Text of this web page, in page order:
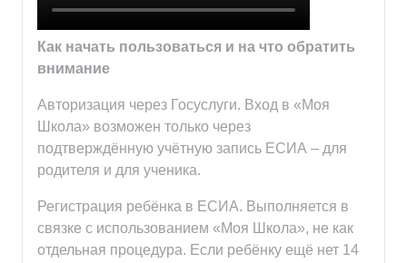
Как начать пользоваться и на что обратить
внимание
Авторизация через Госуслуги. Вход в «Моя
Школа» возможен только через
подтверждённую учётную запись ЕСИА – для
родителя и для ученика.
Регистрация ребёнка в ЕСИА. Выполняется в
связке с использованием «Моя Школа», не как
отдельная процедура. Если ребёнку ещё нет 14